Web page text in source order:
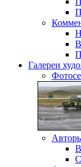
Галереи